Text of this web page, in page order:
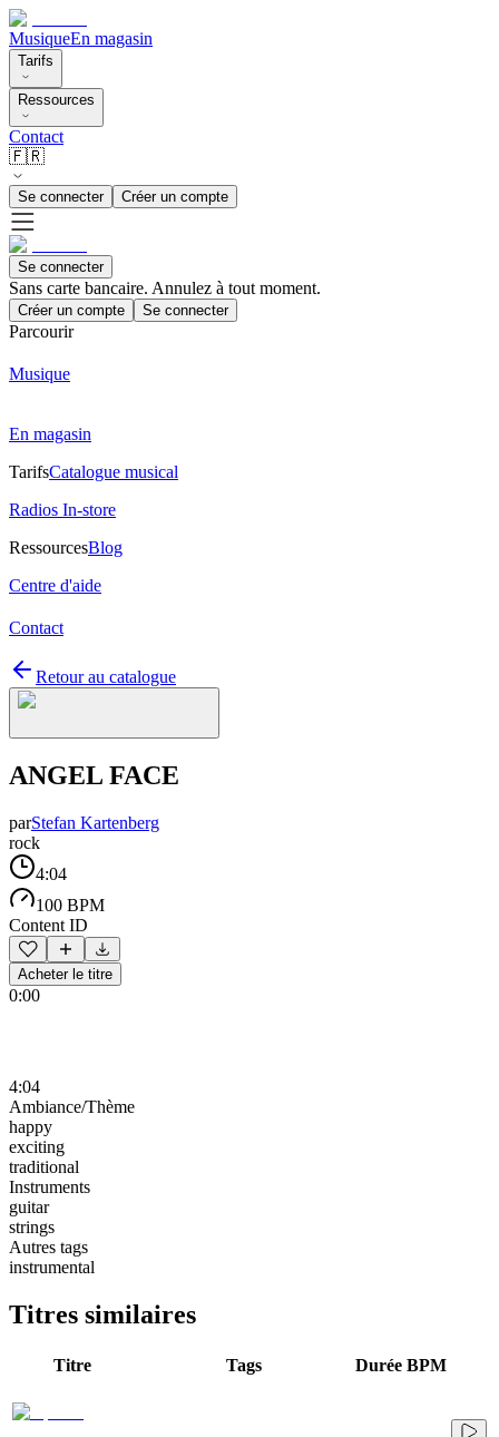
MusiqueEn magasin
Tarifs
Ressources
Contact
🇫🇷
Se connecter Créer un compte
Se connecter
Sans carte bancaire. Annulez à tout moment.
Créer un compte Se connecter
Parcourir
Musique
En magasin
TarifsCatalogue musical
Radios In-store
RessourcesBlog
Centre d'aide
Contact
Retour au catalogue
ANGEL FACE
parStefan Kartenberg
rock
4:04
100 BPM
Content ID
Acheter le titre
0:00
4:04
Ambiance/Thème
happy
exciting
traditional
Instruments
guitar
strings
Autres tags
instrumental
Titres similaires
Titre Tags Durée BPM